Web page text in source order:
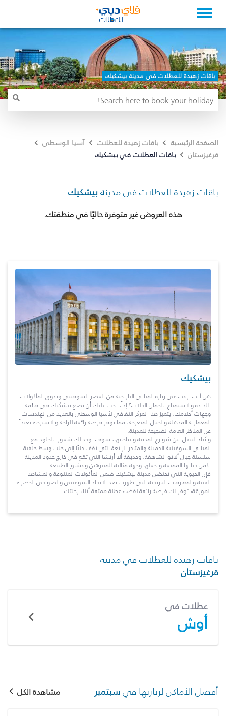
باقات زهيدة للعطلات في مدينة بيشكيك
الصفحة الرئيسية باقات زهيدة للعطلات
آسيا الوسطى
قرغيزستان
باقات العطلات في بيشكيك
باقات زهيدة للعطلات في مدينة بيشكيك
هذه العروض غير متوفرة حاليًا في منطقتك.
بيشكيك
هل أنت ترغب في زيارة المباني التاريخية من العصر السوفيتي وتذوق المأكولات
اللذيذة والاستمتاع بالجمال الخلاب؟ إذاً، يجب عليك أن تضع بيشكيك في قائمة
وجهات أحلامك. يتميز هذا المركز الثقافي لآسيا الوسطى بالعديد من الهندسات
المعمارية المذهلة والجبال المتعرجة، مما يوفر فرصة رائعة للراحة والاسترخاء بعيداً
عن المناظر العامة الضجيجة للمدينة.
وأثناء التنقل بين شوارع المدينة وساحاتها، سوف يوجد لك شعور بالخلود مع
المباني السوفيتية الجميلة والمتاجر الرائعة التي تقف جنبًا إلى جنب وسط خلفية
سلسلة جبال ألاتو الشاهقة. وحديقة ألا أرتشا التي تقع في خارج حدود المدينة
تكمل حياتها الممتعة وتجعلها وجهة مثالية للمتنزهين وعشاق الطبيعة.
فإن الحيوية التي تحتضن مدينة بيشكيك ضمن المأكولات المتنوعة والمشاهد
الفنية والمفارقات التاريخية التي ظهرت بعد الاتحاد السوفيتي والضواحي الخضراء
المورقة، توفر لك فرصة رائعة لقضاء عطلة ممتعة أثناء رحلتك.
باقات زهيدة للعطلات في مدينة
قرغيزستان
عطلات في
أوش
أفضل الأماكن لزيارتها فيسبتمبر مشاهدة الكل